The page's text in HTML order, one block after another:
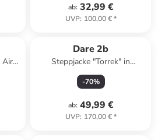
ab: 32,99 €
UVP: 100,00 €*
Air
Dare 2b
Steppjacke "Torrek" in
Bordeaux
-70%
ab: 49,99 €
UVP: 170,00 €*